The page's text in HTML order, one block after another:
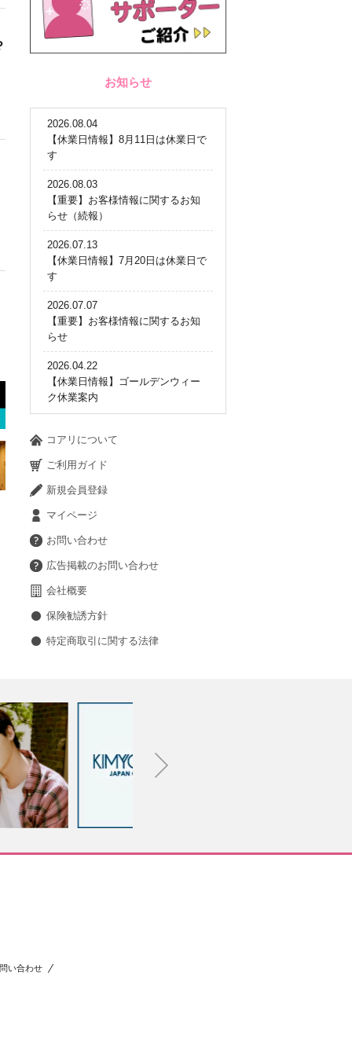
お知らせ
2026.08.04
【休業日情報】8月11日は休業日で
す
2026.08.03
【重要】お客様情報に関するお知
らせ（続報）
2026.07.13
【休業日情報】7月20日は休業日で
す
2026.07.07
【重要】お客様情報に関するお知
らせ
2026.04.22
【休業日情報】ゴールデンウィー
ク休業案内
コアリについて
ご利用ガイド
新規会員登録
マイページ
お問い合わせ
広告掲載のお問い合わせ
会社概要
保険勧誘方針
特定商取引に関する法律
い合わせ